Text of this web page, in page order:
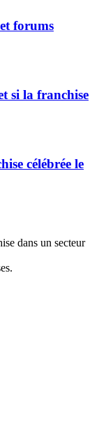
forums
si la franchise
célébrée le
dans un secteur